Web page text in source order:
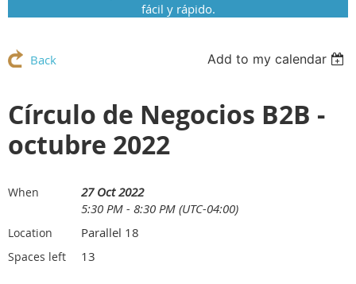
fácil y rápido.
Back Add to my calendar
Círculo de Negocios B2B -
octubre 2022
When
27 Oct 2022
5:30 PM - 8:30 PM (UTC-04:00)
Location Parallel 18
Spaces left 13